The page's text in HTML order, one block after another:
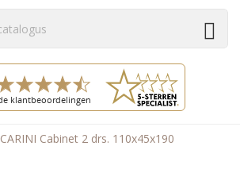
CARINI Cabinet 2 drs. 110x45x190